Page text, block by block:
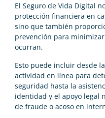
El Seguro de Vida Digital
protección financiera en
sino que también
prevención para
ocurran.
Esto puede incluir desde
actividad en línea para
seguridad hasta la
identidad y el apoyo legal
de fraude o acoso en